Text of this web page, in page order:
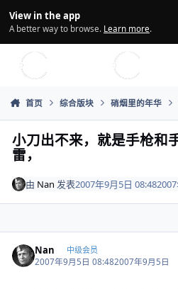
View in the app
A better way to browse. Learn more.
首页 综合版块 硝烟里的年华
小刀出不来，就是手枪和
雷，
由 Nan 发表2007年9月5日 08:48
Nan 中级会员
2007年9月5日 08:482007年9月5日